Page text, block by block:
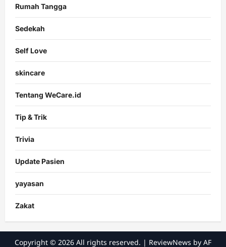
Rumah Tangga
Sedekah
Self Love
skincare
Tentang WeCare.id
Tip & Trik
Trivia
Update Pasien
yayasan
Zakat
Copyright © 2026 All rights reserved. | ReviewNews by AF